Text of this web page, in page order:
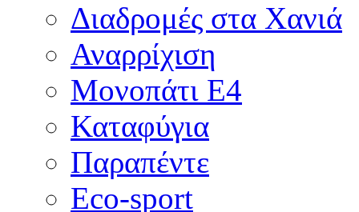
Διαδρομές στα Χανιά
Αναρρίχιση
Μονοπάτι Ε4
Καταφύγια
Παραπέντε
Eco-sport